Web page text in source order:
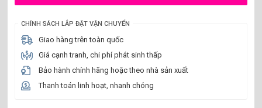
CHÍNH SÁCH LẮP ĐẶT VẬN CHUYỂN
Giao hàng trên toàn quốc
Giá cạnh tranh, chi phí phát sinh thấp
Bảo hành chính hãng hoặc theo nhà sản xuất
Thanh toán linh hoạt, nhanh chóng